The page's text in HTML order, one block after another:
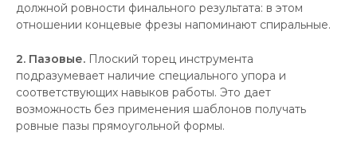
должной ровности финального результата: в этом
отношении концевые фрезы напоминают спиральные.
2. Пазовые. Плоский торец инструмента
подразумевает наличие специального упора и
соответствующих навыков работы. Это дает
возможность без применения шаблонов получать
ровные пазы прямоугольной формы.